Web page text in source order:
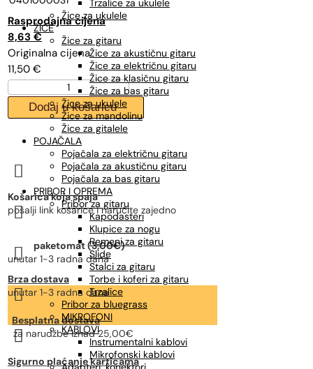
Trzalice za ukulele
Žice za ukulele
ŽICE
Žice za gitaru
Žice za akustičnu gitaru
Žice za električnu gitaru
Žice za klasičnu gitaru
Žice za bas gitaru
Žice za ukulele
Žice za mandolinu
Žice za gitalele
POJAČALA
Pojačala za električnu gitaru
Pojačala za akustičnu gitaru
Pojačala za bas gitaru
PRIBOR I OPREMA
Pribor za gitaru
Kapodasteri
Klupice za nogu
Remeni za gitaru
Slide
Stalci za gitaru
Torbe i koferi za gitaru
Trzalice
Pribor za bluegrass
MIKROFONI
KABLOVI
Instrumentalni kablovi
Mikrofonski kablovi
11,50 €
Izvorna
cijena
bila
je:
11,50 €.
8,63 €
Trenutna
cijena
je:
8,63 €.
DADDARIO
EJ15
47,
količina
Dodaj u košaricu

Košarica koja spaja
pošalji link košarice i naručite zajedno

paketomat (3,00€)
unutar 1-3 radna dana

Brza dostava
unutar 1-3 radna dana

Besplatna dostava
za narudžbeiznad 25,00€

Sigurno plaćanje karticama